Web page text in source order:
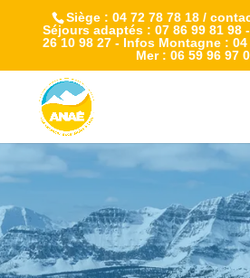
Siège : 04 72 78 78 18 /
Séjours adaptés : 07 86 99 81 98
26 10 98 27 - Infos Montagne :
Mer : 06 59 96 97